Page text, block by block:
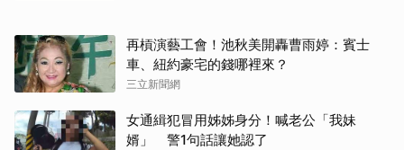
再槓演藝工會！池秋美開轟曹雨婷：賓士
車、紐約豪宅的錢哪裡來？
三立新聞網
女通緝犯冒用姊姊身分！喊老公「我妹
婿」 警1句話讓她認了